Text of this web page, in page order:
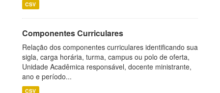
CSV
Componentes Curriculares
Relação dos componentes curriculares identificando sua
sigla, carga horária, turma, campus ou polo de oferta,
Unidade Acadêmica responsável, docente ministrante,
ano e período...
CSV